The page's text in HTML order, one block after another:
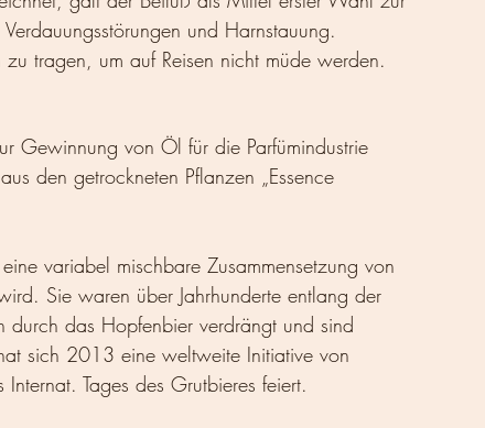
und Harnstauung.
tragen, um auf Reisen nicht müde werden.
Gewinnung von Öl für die Parfümindustrie
den getrockneten Pflanzen „Essence
variabel mischbare Zusammensetzung von
Sie waren über Jahrhunderte entlang der
durch das Hopfenbier verdrängt und sind
sich 2013 eine weltweite Initiative von
Tages des Grutbieres feiert.